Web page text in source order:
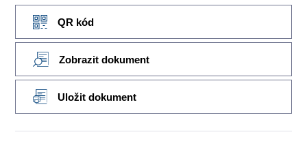
QR kód
Zobrazit dokument
Uložit dokument